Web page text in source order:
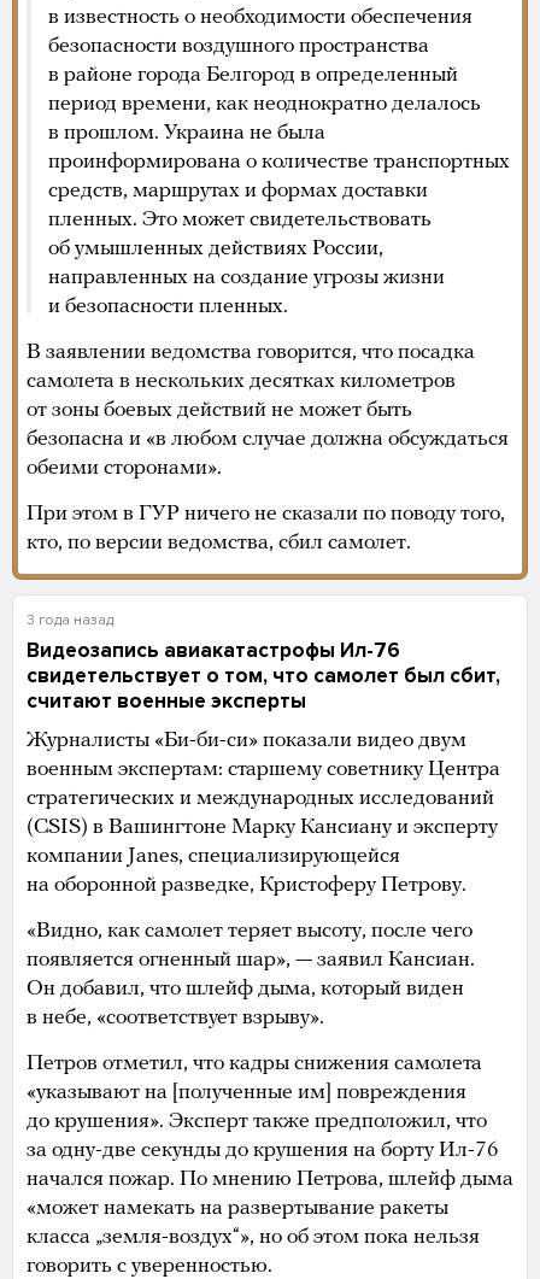
в известность о необходимости обеспечения
безопасности воздушного пространства
в районе города Белгород в определенный
период времени, как неоднократно делалось
в прошлом. Украина не была
проинформирована о количестве транспортных
средств, маршрутах и формах доставки
пленных. Это может свидетельствовать
об умышленных действиях России,
направленных на создание угрозы жизни
и безопасности пленных.
В заявлении ведомства говорится, что посадка
самолета в нескольких десятках километров
от зоны боевых действий не может быть
безопасна и «в любом случае должна обсуждаться
обеими сторонами».
При этом в ГУР ничего не сказали по поводу того,
кто, по версии ведомства, сбил самолет.
3 года назад
Видеозапись авиакатастрофы Ил-76
свидетельствует о том, что самолет был сбит,
считают военные эксперты
Журналисты «Би-би-си» показали видео двум
военным экспертам: старшему советнику Центра
стратегических и международных исследований
(CSIS) в Вашингтоне Марку Кансиану и эксперту
компании Janes, специализирующейся
на оборонной разведке, Кристоферу Петрову.
«Видно, как самолет теряет высоту, после чего
появляется огненный шар», — заявил Кансиан.
Он добавил, что шлейф дыма, который виден
в небе, «соответствует взрыву».
Петров отметил, что кадры снижения самолета
«указывают на [полученные им] повреждения
до крушения». Эксперт также предположил, что
за одну-две секунды до крушения на борту Ил-76
начался пожар. По мнению Петрова, шлейф дыма
«может намекать на развертывание ракеты
класса „земля-воздух“», но об этом пока нельзя
говорить с уверенностью.